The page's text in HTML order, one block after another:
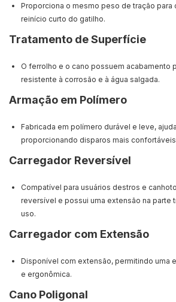
Proporciona o mesmo peso de tração para
reinício curto do gatilho.
Tratamento de Superfície
O ferrolho e o cano possuem acabamento
resistente à corrosão e à água salgada.
Armação em Polímero
Fabricada em polímero durável e leve,
proporcionando disparos mais
Carregador Reversível
Compatível para usuários destros e
reversível e possui uma extensão na parte
uso.
Carregador com Extensão
Disponível com extensão, permitindo uma
e ergonômica.
Cano Poligonal